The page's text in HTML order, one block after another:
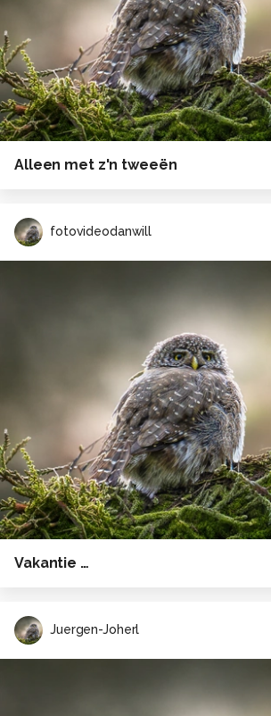
Alleen met z'n tweeën
fotovideodanwill
Vakantie …
Juergen-Joherl